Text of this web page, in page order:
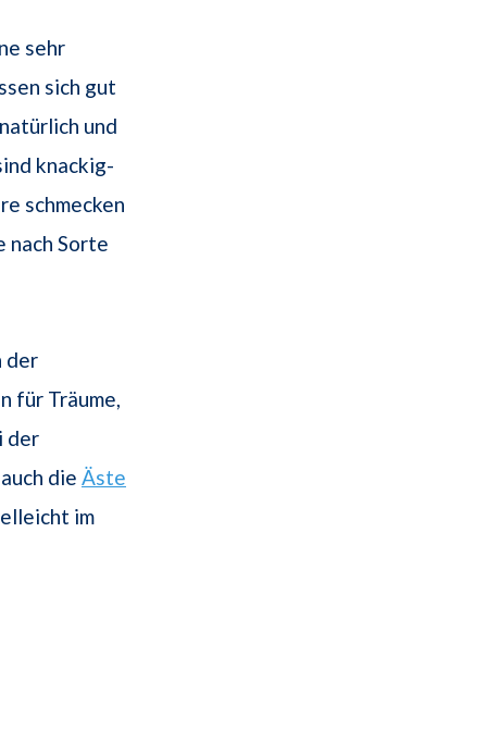
sehr
sich gut
und
knackig-
schmecken
nach Sorte
der
für Träume,
der
die Äste
im